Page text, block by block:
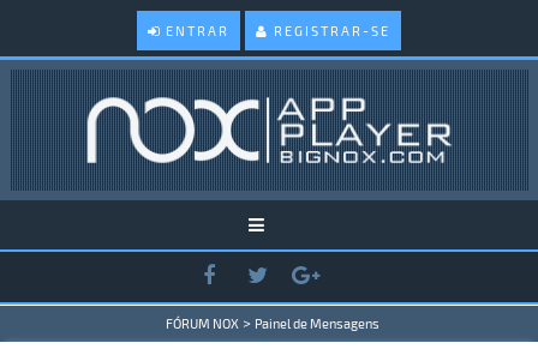
ENTRAR REGISTRAR-SE
FÓRUM NOX > Painel de Mensagens